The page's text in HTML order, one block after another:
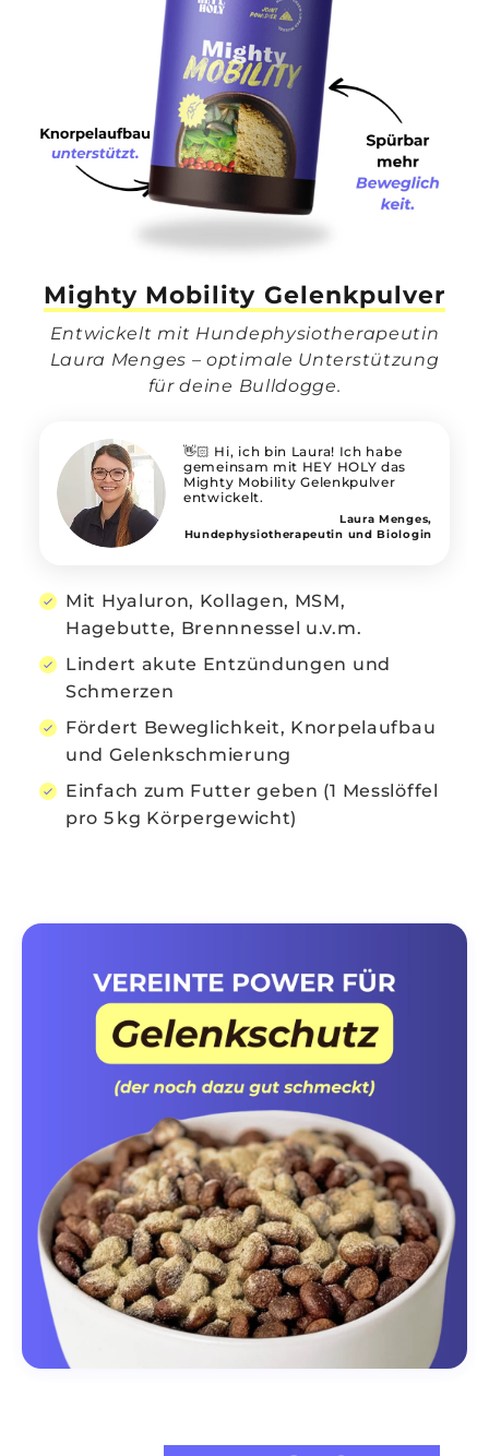
Mighty Mobility Gelenkpulver
Entwickelt mit Hundephysiotherapeutin
Laura Menges – optimale Unterstützung
für deine Bulldogge.
👋🏻 Hi, ich bin Laura! Ich habe
gemeinsam mit HEY HOLY das
Mighty Mobility Gelenkpulver
entwickelt.
Laura Menges,
Hundephysiotherapeutin und Biologin
Mit Hyaluron, Kollagen, MSM,
Hagebutte, Brennnessel u.v.m.
Lindert akute Entzündungen und
Schmerzen
Fördert Beweglichkeit, Knorpelaufbau
und Gelenkschmierung
Einfach zum Futter geben (1 Messlöffel
pro 5 kg Körpergewicht)